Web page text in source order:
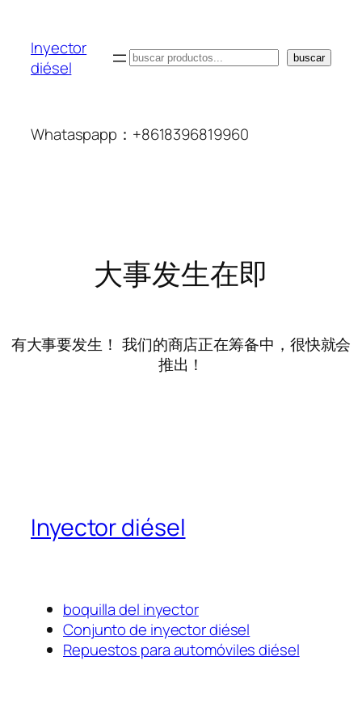
Inyector
diésel
搜
buscar
Whataspapp：+8618396819960
大事发生在即
有大事要发生！ 我们的商店正在筹备中，很快就会
推出！
Inyector diésel
boquilla del inyector
Conjunto de inyector diésel
Repuestos para automóviles diésel